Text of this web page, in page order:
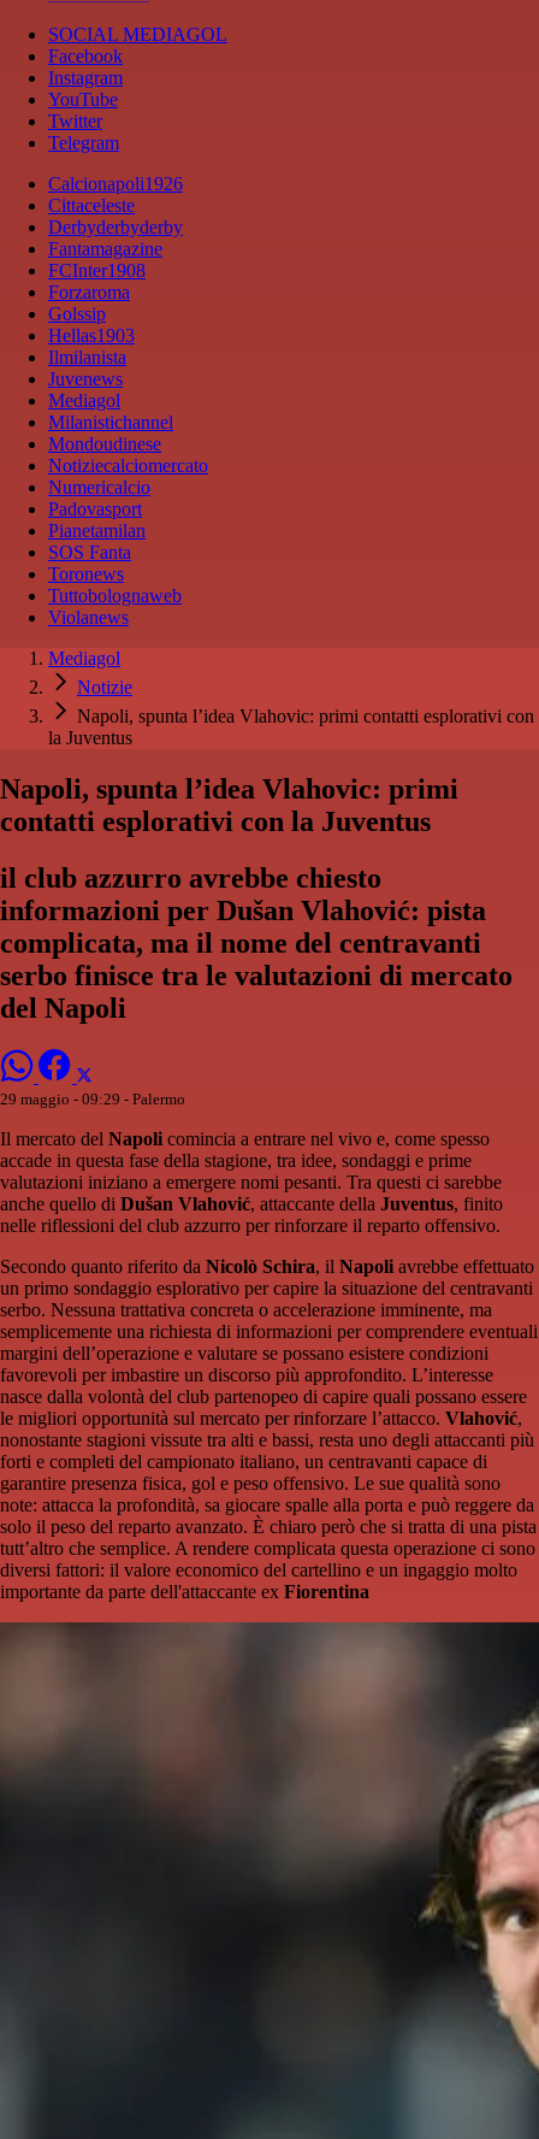
SOCIAL MEDIAGOL
Facebook
Instagram
YouTube
Twitter
Telegram
Calcionapoli1926
Cittaceleste
Derbyderbyderby
Fantamagazine
FCInter1908
Forzaroma
Golssip
Hellas1903
Ilmilanista
Juvenews
Mediagol
Milanistichannel
Mondoudinese
Notiziecalciomercato
Numericalcio
Padovasport
Pianetamilan
SOS Fanta
Toronews
Tuttobolognaweb
Violanews
Mediagol
Notizie
Napoli, spunta l’idea Vlahovic: primi contatti esplorativi con
la Juventus
Napoli, spunta l’idea Vlahovic: primi
contatti esplorativi con la Juventus
il club azzurro avrebbe chiesto
informazioni per Dušan Vlahović: pista
complicata, ma il nome del centravanti
serbo finisce tra le valutazioni di mercato
del Napoli
29 maggio - 09:29 - Palermo
Il mercato del Napoli comincia a entrare nel vivo e, come spesso
accade in questa fase della stagione, tra idee, sondaggi e prime
valutazioni iniziano a emergere nomi pesanti. Tra questi ci sarebbe
anche quello di Dušan Vlahović, attaccante della Juventus, finito
nelle riflessioni del club azzurro per rinforzare il reparto offensivo.
Secondo quanto riferito da Nicolò Schira, il Napoli avrebbe effettuato
un primo sondaggio esplorativo per capire la situazione del centravanti
serbo. Nessuna trattativa concreta o accelerazione imminente, ma
semplicemente una richiesta di informazioni per comprendere eventuali
margini dell’operazione e valutare se possano esistere condizioni
favorevoli per imbastire un discorso più approfondito. L’interesse
nasce dalla volontà del club partenopeo di capire quali possano essere
le migliori opportunità sul mercato per rinforzare l’attacco. Vlahović,
nonostante stagioni vissute tra alti e bassi, resta uno degli attaccanti più
forti e completi del campionato italiano, un centravanti capace di
garantire presenza fisica, gol e peso offensivo. Le sue qualità sono
note: attacca la profondità, sa giocare spalle alla porta e può reggere da
solo il peso del reparto avanzato. È chiaro però che si tratta di una pista
tutt’altro che semplice. A rendere complicata questa operazione ci sono
diversi fattori: il valore economico del cartellino e un ingaggio molto
importante da parte dell'attaccante ex Fiorentina